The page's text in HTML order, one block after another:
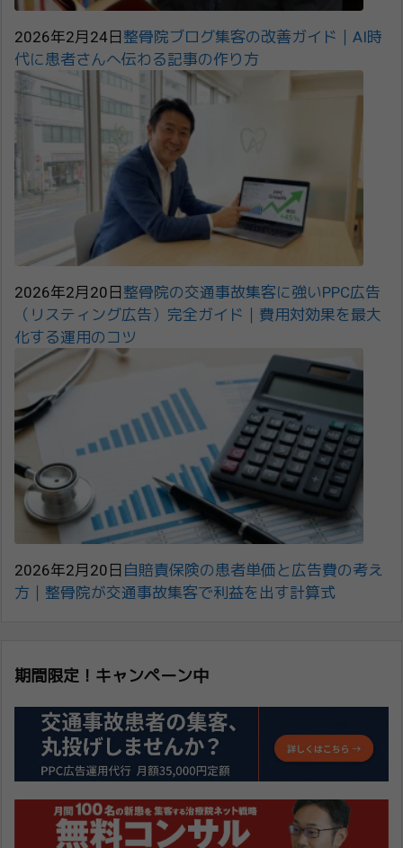
2026年2月24日 整骨院ブログ集客の改善ガイド｜AI時
代に患者さんへ伝わる記事の作り方
2026年2月20日 整骨院の交通事故集客に強いPPC広告
（リスティング広告）完全ガイド｜費用対効果を最大
化する運用のコツ
2026年2月20日 自賠責保険の患者単価と広告費の考え
方｜整骨院が交通事故集客で利益を出す計算式
期間限定！キャンペーン中